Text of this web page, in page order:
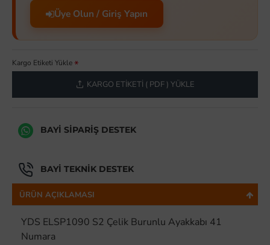
Üye Olun / Giriş Yapın
Kargo Etiketi Yükle
KARGO ETIKETI ( PDF ) YÜKLE
BAYI SIPARIŞ DESTEK
BAYI TEKNIK DESTEK
ÜRÜN AÇIKLAMASI
YDS ELSP1090 S2 Çelik Burunlu Ayakkabı 41
Numara